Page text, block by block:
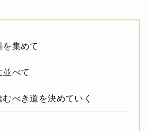
を集めて
並べて
べき道を決めていく